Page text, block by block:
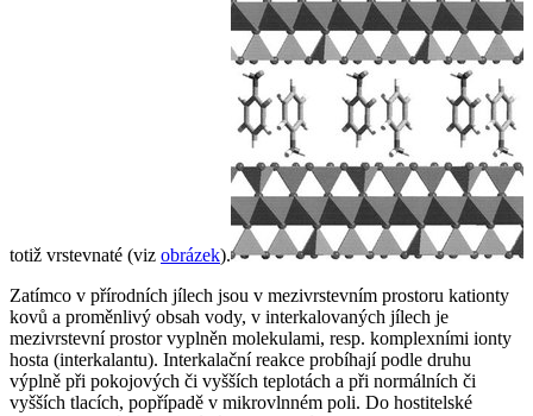
totiž vrstevnaté (viz obrázek).
Zatímco v přírodních jílech jsou v mezivrstevním prostoru kationty
kovů a proměnlivý obsah vody, v interkalovaných jílech je
mezivrstevní prostor vyplněn molekulami, resp. komplexními ionty
hosta (interkalantu). Interkalační reakce probíhají podle druhu
výplně při pokojových či vyšších teplotách a při normálních či
vyšších tlacích, popřípadě v mikrovlnném poli. Do hostitelské